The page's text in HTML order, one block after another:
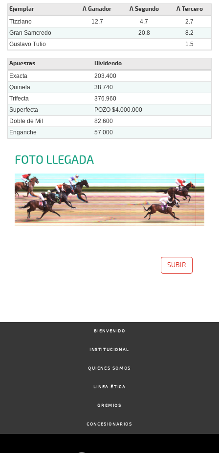
Ejemplar A Ganador A Segundo A Tercero
Tizziano 12.7 4.7
2.7
Gran Samcredo
20.8
8.2
Gustavo Tulio
1.5
Apuestas Dividendo
Exacta
203.400
Quinela
38.740
Trifecta
376.960
Superfecta
POZO $4.000.000
Doble de Mil
82.600
Enganche
57.000
FOTO LLEGADA
SUBIR
BIENVENIDO
INSTITUCIONAL
QUIENES SOMOS
LINEA ÉTICA
GREMIOS
CONCESIONARIOS